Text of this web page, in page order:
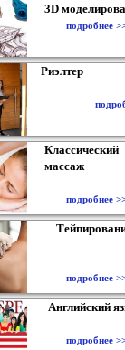
3D
подробнее
Риэлтер
Классический
массаж
подробнее
подробнее
Английский
подробнее